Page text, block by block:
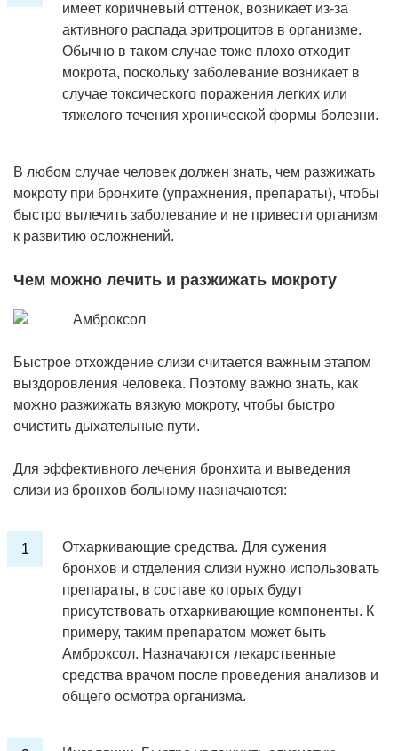
имеет коричневый оттенок, возникает из-за
активного распада эритроцитов в организме.
Обычно в таком случае тоже плохо отходит
мокрота, поскольку заболевание возникает в
случае токсического поражения легких или
тяжелого течения хронической формы болезни.
В любом случае человек должен знать, чем разжижать
мокроту при бронхите (упражнения, препараты), чтобы
быстро вылечить заболевание и не привести организм
к развитию осложнений.
Чем можно лечить и разжижать мокроту
Быстрое отхождение слизи считается важным этапом
выздоровления человека. Поэтому важно знать, как
можно разжижать вязкую мокроту, чтобы быстро
очистить дыхательные пути.
Для эффективного лечения бронхита и выведения
слизи из бронхов больному назначаются:
Отхаркивающие средства. Для сужения
бронхов и отделения слизи нужно использовать
препараты, в составе которых будут
присутствовать отхаркивающие компоненты. К
примеру, таким препаратом может быть
Амброксол. Назначаются лекарственные
средства врачом после проведения анализов и
общего осмотра организма.